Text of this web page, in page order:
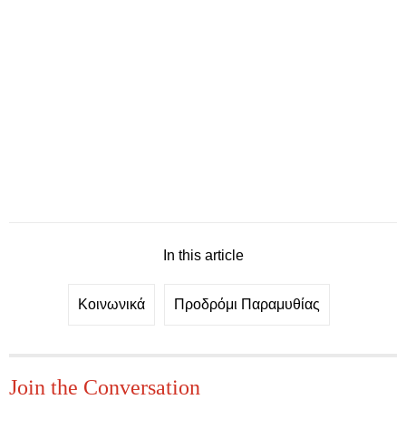
In this article
Κοινωνικά Προδρόμι Παραμυθίας
Join the Conversation